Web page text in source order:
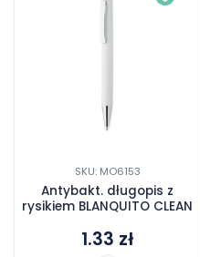
SKU: MO6153
Antybakt. długopis z
rysikiem BLANQUITO CLEAN
1.33 zł